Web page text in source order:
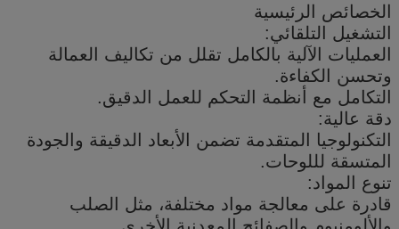
الخصائص الرئيسية
التشغيل التلقائي:
العمليات الآلية بالكامل تقلل من تكاليف العمالة
وتحسن الكفاءة.
التكامل مع أنظمة التحكم للعمل الدقيق.
دقة عالية:
التكنولوجيا المتقدمة تضمن الأبعاد الدقيقة والجودة
المتسقة لللوحات.
تنوع المواد:
قادرة على معالجة مواد مختلفة، مثل الصلب